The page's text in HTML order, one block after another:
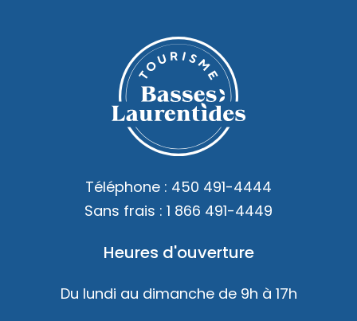
Téléphone : 450 491-4444
Sans frais : 1 866 491-4449
Heures d'ouverture
Du lundi au dimanche de 9h à 17h